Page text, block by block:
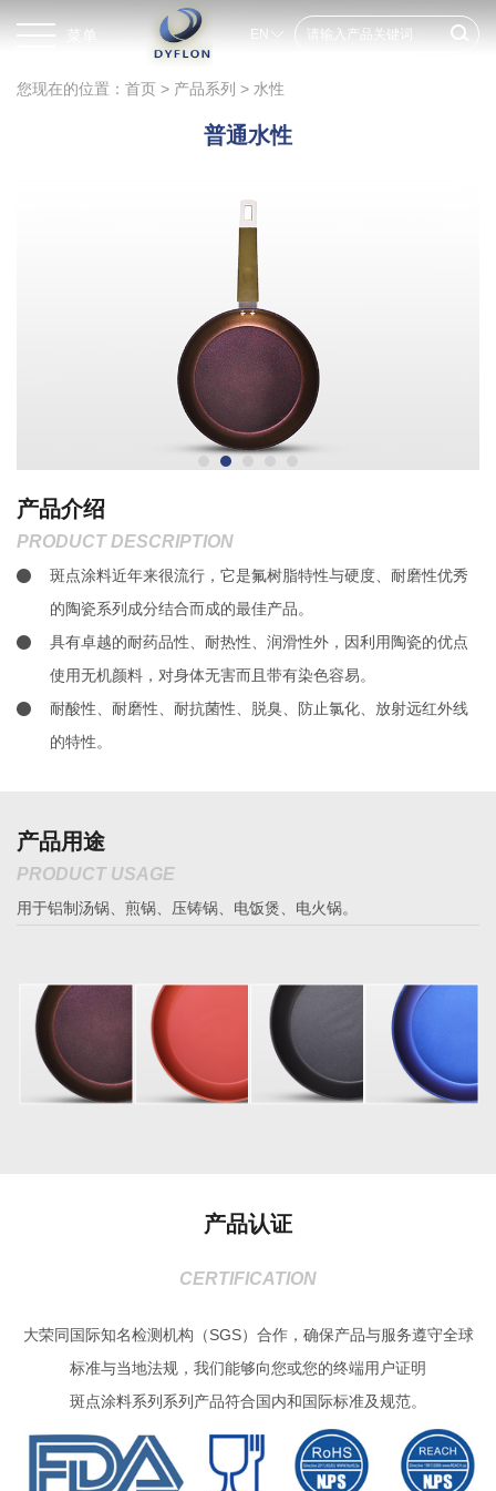
菜单 EN
您现在的位置： 首页 > 产品系列 > 水性
普通水性
产品介绍
PRODUCT DESCRIPTION
斑点涂料近年来很流行，它是氟树脂特性与硬度、耐磨性优秀
的陶瓷系列成分结合而成的最佳产品。
具有卓越的耐药品性、耐热性、润滑性外，因利用陶瓷的优点
使用无机颜料，对身体无害而且带有染色容易。
耐酸性、耐磨性、耐抗菌性、脱臭、防止氯化、放射远红外线
的特性。
产品用途
PRODUCT USAGE
用于铝制汤锅、煎锅、压铸锅、电饭煲、电火锅。
产品认证
CERTIFICATION
大荣同国际知名检测机构（SGS）合作，确保产品与服务遵守全球
标准与当地法规，我们能够向您或您的终端用户证明
斑点涂料系列系列产品符合国内和国际标准及规范。